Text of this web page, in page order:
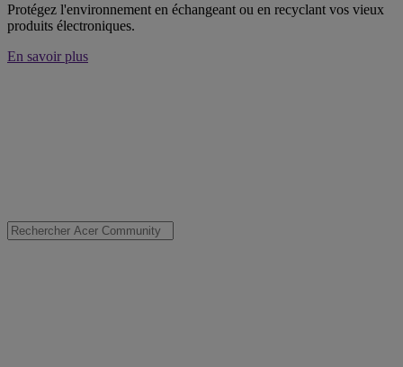
Protégez l'environnement en échangeant ou en recyclant vos vieux
produits électroniques.
En savoir plus